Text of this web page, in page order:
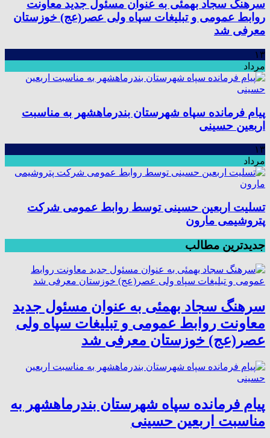
سرهنگ سجاد بهمئی به عنوان مسئول جدید معاونت
روابط عمومی و تبلیغات سپاه ولی عصر(عج) خوزستان
معرفی شد
۱۳
مرداد
پیام فرمانده سپاه شهرستان بندرماهشهر به مناسبت
اربعین حسینی
۱۳
مرداد
تسلیت اربعین حسینی توسط روابط عمومی شرکت
پتروشیمی مارون
جدیدترین مطالب
سرهنگ سجاد بهمئی به عنوان مسئول جدید
معاونت روابط عمومی و تبلیغات سپاه ولی
عصر(عج) خوزستان معرفی شد
پیام فرمانده سپاه شهرستان بندرماهشهر به
مناسبت اربعین حسینی